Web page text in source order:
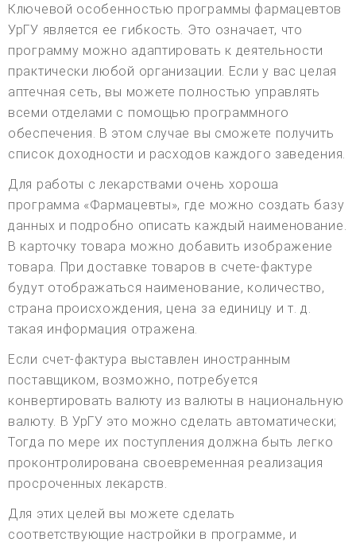
Ключевой особенностью программы фармацевтов
УрГУ является ее гибкость. Это означает, что
программу можно адаптировать к деятельности
практически любой организации. Если у вас целая
аптечная сеть, вы можете полностью управлять
всеми отделами с помощью программного
обеспечения. В этом случае вы сможете получить
список доходности и расходов каждого заведения.
Для работы с лекарствами очень хороша
программа «Фармацевты», где можно создать базу
данных и подробно описать каждый наименование.
В карточку товара можно добавить изображение
товара. При доставке товаров в счете-фактуре
будут отображаться наименование, количество,
страна происхождения, цена за единицу и т. д.
такая информация отражена.
Если счет-фактура выставлен иностранным
поставщиком, возможно, потребуется
конвертировать валюту из валюты в национальную
валюту. В УрГУ это можно сделать автоматически;
Тогда по мере их поступления должна быть легко
проконтролирована своевременная реализация
просроченных лекарств.
Для этих целей вы можете сделать
соответствующие настройки в программе, и